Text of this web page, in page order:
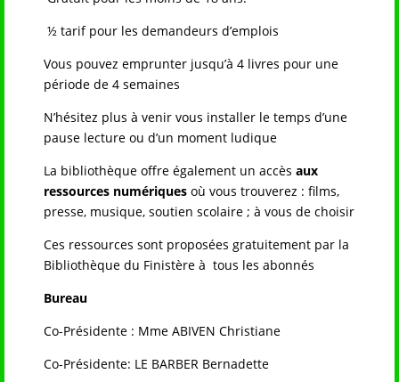
½ tarif pour les demandeurs d’emplois
Vous pouvez emprunter jusqu’à 4 livres pour une
période de 4 semaines
N’hésitez plus à venir vous installer le temps d’une
pause lecture ou d’un moment ludique
La bibliothèque offre également un accès aux
ressources numériquesoù vous trouverez : films,
presse, musique, soutien scolaire ; à vous de choisir
Ces ressources sont proposées gratuitement par la
Bibliothèque du Finistère à tous les abonnés
Bureau
Co-Présidente : Mme ABIVEN Christiane
Co-Présidente: LE BARBER Bernadette